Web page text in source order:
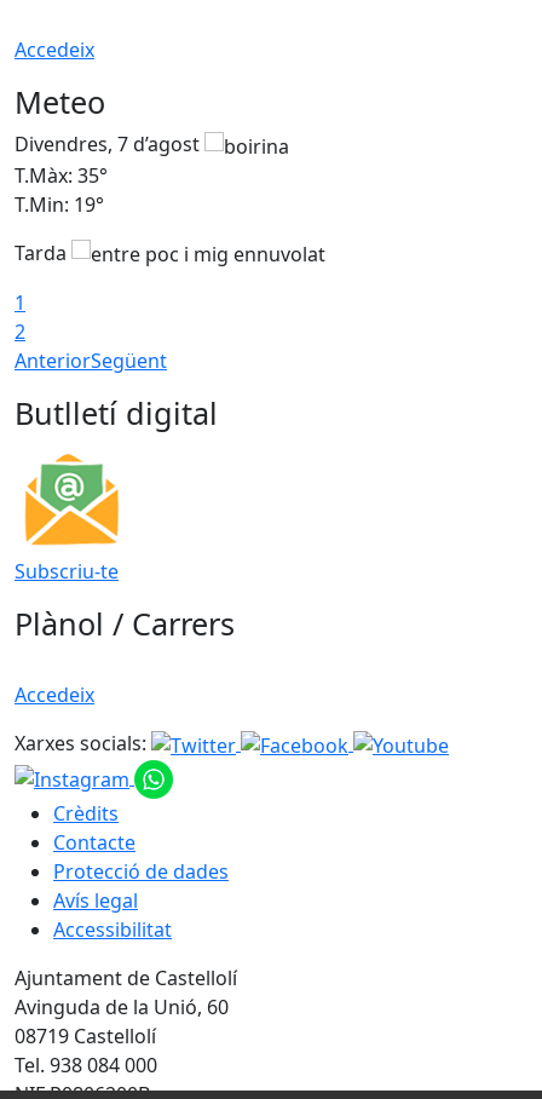
Accedeix
Meteo
Divendres, 7 d’agost
T.Màx: 35°
T.Min: 19°
Tarda
1
2
AnteriorSegüent
Butlletí digital
Subscriu-te
Plànol / Carrers
Accedeix
Xarxes socials:
Crèdits
Contacte
Protecció de dades
Avís legal
Accessibilitat
Ajuntament de Castellolí
Avinguda de la Unió, 60
08719 Castellolí
Tel. 938 084 000